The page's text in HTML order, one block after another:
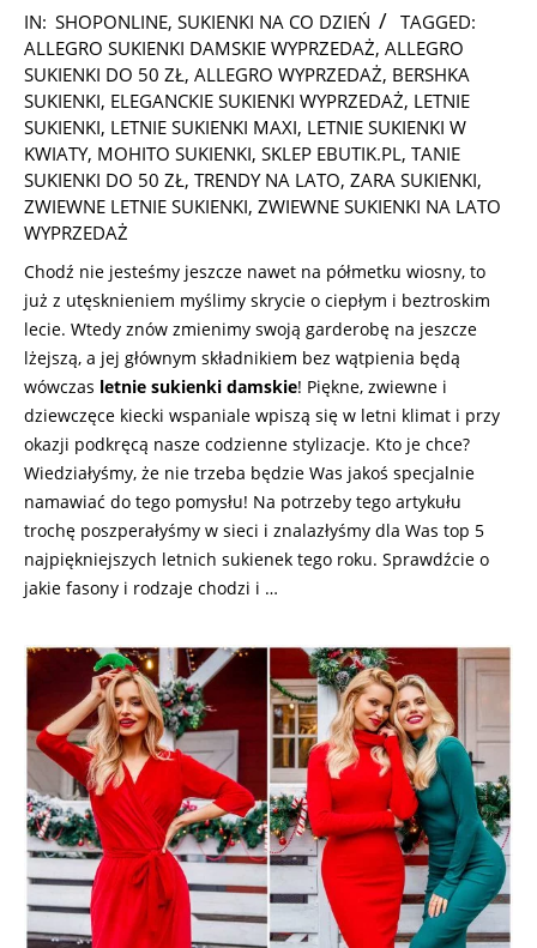
2025-
02-
07
IN: SHOPONLINE, SUKIENKI NA CO DZIEŃ
TAGGED:
ALLEGRO SUKIENKI DAMSKIE WYPRZEDAŻ, ALLEGRO
SUKIENKI DO 50 ZŁ, ALLEGRO WYPRZEDAŻ, BERSHKA
SUKIENKI, ELEGANCKIE SUKIENKI WYPRZEDAŻ, LETNIE
SUKIENKI, LETNIE SUKIENKI MAXI, LETNIE SUKIENKI W
KWIATY, MOHITO SUKIENKI, SKLEP EBUTIK.PL, TANIE
SUKIENKI DO 50 ZŁ, TRENDY NA LATO, ZARA SUKIENKI,
ZWIEWNE LETNIE SUKIENKI, ZWIEWNE SUKIENKI NA LATO
WYPRZEDAŻ
Chodź nie jesteśmy jeszcze nawet na półmetku wiosny, to
już z utęsknieniem myślimy skrycie o ciepłym i beztroskim
lecie. Wtedy znów zmienimy swoją garderobę na jeszcze
lżejszą, a jej głównym składnikiem bez wątpienia będą
wówczas letnie sukienki damskie! Piękne, zwiewne i
dziewczęce kiecki wspaniale wpiszą się w letni klimat i przy
okazji podkręcą nasze codzienne stylizacje. Kto je chce?
Wiedziałyśmy, że nie trzeba będzie Was jakoś specjalnie
namawiać do tego pomysłu! Na potrzeby tego artykułu
trochę poszperałyśmy w sieci i znalazłyśmy dla Was top 5
najpiękniejszych letnich sukienek tego roku. Sprawdźcie o
jakie fasony i rodzaje chodzi i …